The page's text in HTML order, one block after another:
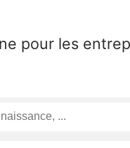
pour les